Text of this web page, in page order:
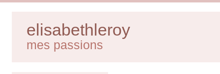
elisabethleroy
mes passions